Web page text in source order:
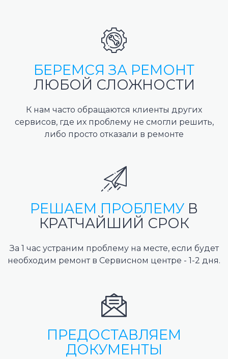
БЕРЕМСЯ ЗА РЕМОНТ
ЛЮБОЙ СЛОЖНОСТИ
К нам часто обращаются клиенты других
сервисов, где их проблему не смогли решить,
либо просто отказали в ремонте
РЕШАЕМ ПРОБЛЕМУ В
КРАТЧАЙШИЙ СРОК
За 1 час устраним проблему на месте, если будет
необходим ремонт в Сервисном центре - 1-2 дня.
ПРЕДОСТАВЛЯЕМ
ДОКУМЕНТЫ